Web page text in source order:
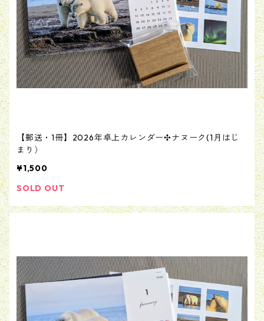
【郵送・1冊】2026年卓上カレンダー✣ナヌーク(1月はじ
まり）
¥1,500
SOLD OUT